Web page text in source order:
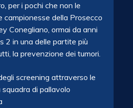
per i pochi che non le
campionesse della Prosecco
Conegliano, ormai da anni
2 in una delle partite più
la prevenzione dei tumori.
screening attraverso le
di pallavolo